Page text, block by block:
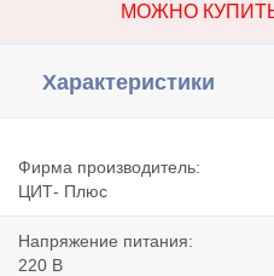
МОЖНО
Характеристики
Фирма производитель:
ЦИТ- Плюс
Напряжение питания:
220 В